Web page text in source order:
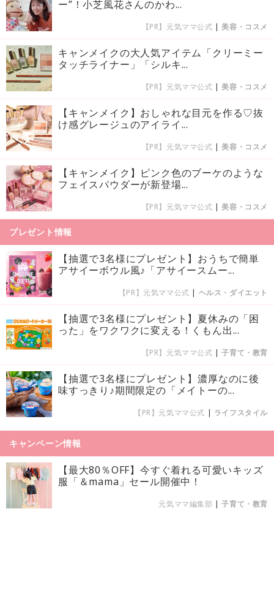
ー”！小芝風花さんのかわ...
【PR】元気ママ公式 |美容・コスメ
キャンメイクの大人気アイテム「クリーミー
タッチライナー」「シルキ...
【PR】元気ママ公式 |美容・コスメ
【キャンメイク】おしゃれな目元を作る♡抜
け感グレージュのアイライ...
【PR】元気ママ公式 |美容・コスメ
【キャンメイク】ピンク色のブーケのような
フェイスパウダーが新登場...
【PR】元気ママ公式 |美容・コスメ
プレゼント情報
【抽選で3名様にプレゼント】おうちで簡単
アサイーボウル風♪「アサイースムー...
【PR】元気ママ公式 | ヘルス・ダイエット
【抽選で3名様にプレゼント】夏休みの「困
った」をワクワクに変える！くもん出...
【PR】元気ママ公式 |子育て・教育
【抽選で3名様にプレゼント】濃厚なのに後
味すっきり♪期間限定の「メイトーの...
【PR】元気ママ公式 | ライフスタイル
キャンペーン情報
【最大80％OFF】今すぐ着れる可愛いキッズ
服「＆mama」セール開催中！
元気ママ編集部 |子育て・教育